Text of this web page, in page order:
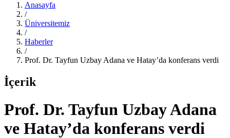
Anasayfa
/
Üniversitemiz
/
Haberler
/
Prof. Dr. Tayfun Uzbay Adana ve Hatay’da konferans verdi
İçerik
Prof. Dr. Tayfun Uzbay Adana
ve Hatay’da konferans verdi